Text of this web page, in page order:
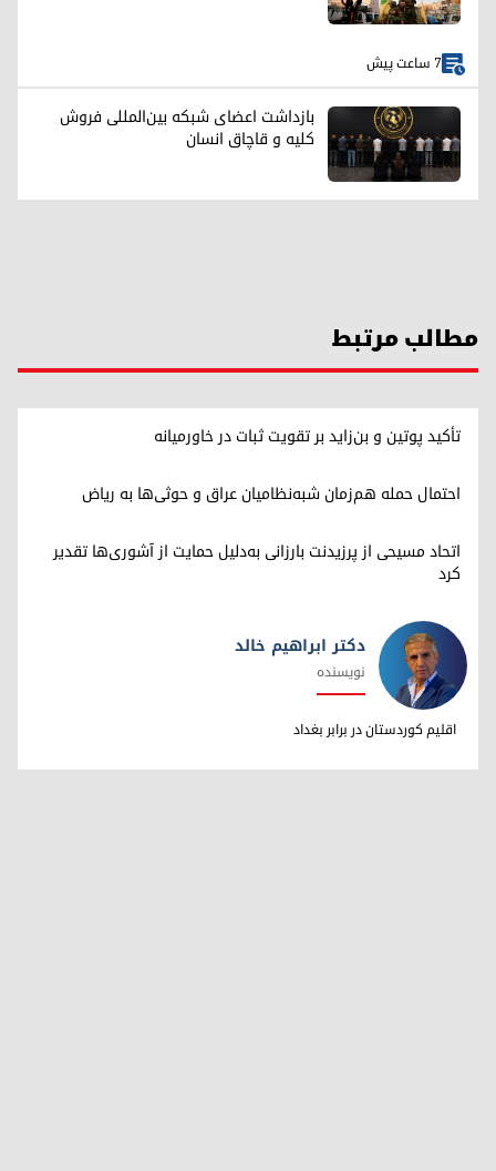
7 ساعت پیش
بازداشت اعضای شبکه بین‌المللی فروش
کلیه و قاچاق انسان
مطالب مرتبط
تأکید پوتین و بن‌زاید بر تقویت ثبات در خاورمیانه
احتمال حمله هم‌زمان شبه‌نظامیان عراق و حوثی‌ها به ریاض
اتحاد مسیحی از پرزیدنت بارزانی به‌دلیل حمایت از آشوری‌ها تقدیر
کرد
دکتر ابراهیم خالد
دکتر ابراهیم خالد
نویسنده
اقلیم کوردستان در برابر بغداد